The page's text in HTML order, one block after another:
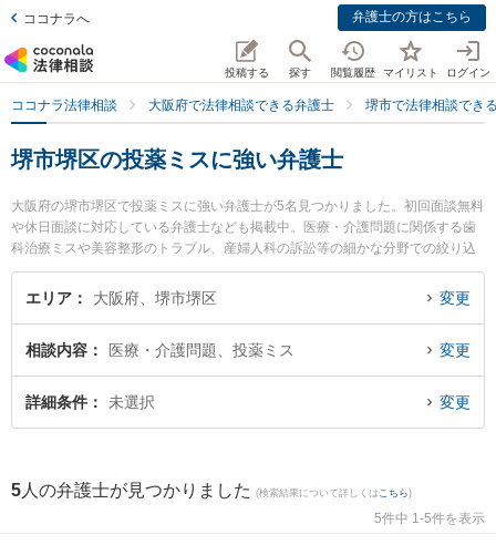
ココナラへ 弁護士の方はこちら
投稿する 探す 閲覧履歴 マイリスト ログイン
ココナラ法律相談 大阪府で法律相談できる弁護士 堺市で法律相談でき
堺市堺区の投薬ミスに強い弁護士
大阪府の堺市堺区で投薬ミスに強い弁護士が5名見つかりました。初回面談無料
や休日面談に対応している弁護士なども掲載中。医療・介護問題に関係する歯
科治療ミスや美容整形のトラブル、産婦人科の訴訟等の細かな分野での絞り込
み検索もでき便利です。特に堺中央法律事務所の野田 雅史弁護士や堺駅前法律
事務所の橋 正幸弁護士、田渕総合法律事務所の田渕 大介弁護士のプロフィール
ラブル解決の実績豊富な近くの弁護士を検索したい』『初回相談無料で投薬ミ
スを法律相談できる堺市堺区内の弁護士に相談予約したい』などでお困りの相
談者さんにおすすめです。
エリア 大阪府、堺市堺区 変更
相談内容 医療・介護問題、投薬ミス 変更
詳細条件 未選択 変更
5 人の弁護士が見つかりました (検索結果について詳しくは こちら)
5件中 1-5件を表示